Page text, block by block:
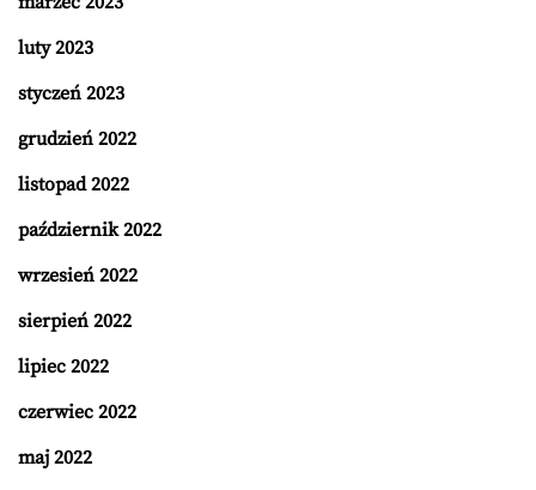
luty 2023
styczeń 2023
grudzień 2022
listopad 2022
październik 2022
wrzesień 2022
sierpień 2022
lipiec 2022
czerwiec 2022
maj 2022